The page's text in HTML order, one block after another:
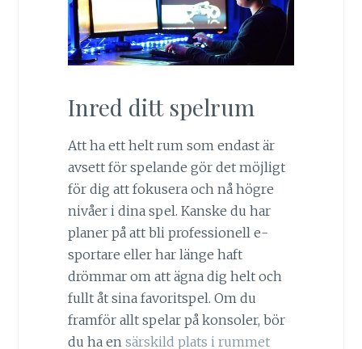
Inred ditt spelrum
Att ha ett helt rum som endast är
avsett för spelande gör det möjligt
för dig att fokusera och nå högre
nivåer i dina spel. Kanske du har
planer på att bli professionell e-
sportare eller har länge haft
drömmar om att ägna dig helt och
fullt åt sina favoritspel. Om du
framför allt spelar på konsoler, bör
du ha en särskild plats i rummet